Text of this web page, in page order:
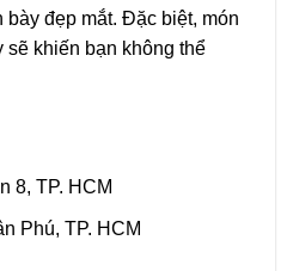
bày đẹp mắt. Đặc biệt, món
sẽ khiến bạn không thể
8, TP. HCM
Phú, TP. HCM